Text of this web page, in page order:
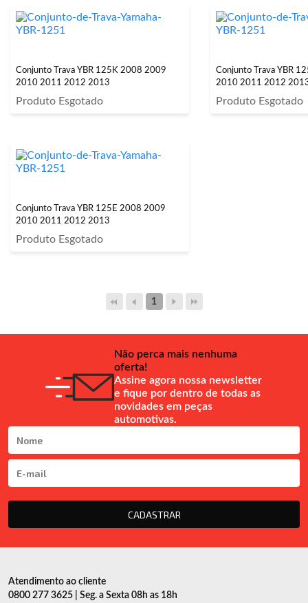
Conjunto Trava YBR 125K 2008 2009
2010 2011 2012 2013
Produto Esgotado
Conjunto Trava YBR
2010 2011 2012
Produto Esgotado
Conjunto Trava YBR 125E 2008 2009
2010 2011 2012 2013
Produto Esgotado
1
Não perca mais nenhuma
oferta!
Assine agora nossa newsletter
e fique por dentro de todas as
novidades em peças
automotivas.
CADASTRAR
Atendimento ao cliente
0800 277 3625 | Seg. a Sexta 08h as 18h